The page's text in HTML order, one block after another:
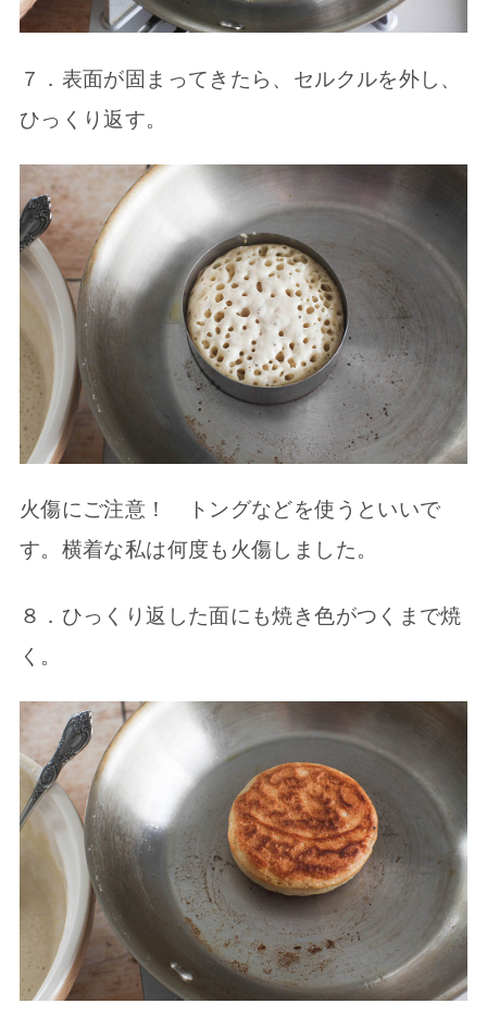
７．表面が固まってきたら、セルクルを外し、
ひっくり返す。
火傷にご注意！ トングなどを使うといいで
す。横着な私は何度も火傷しました。
８．ひっくり返した面にも焼き色がつくまで焼
く。